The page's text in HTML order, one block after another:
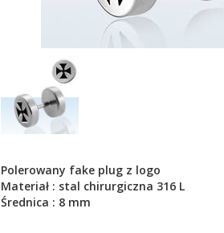
Polerowany fake plug z logo
Materiał : stal chirurgiczna 316 L
Średnica : 8 mm